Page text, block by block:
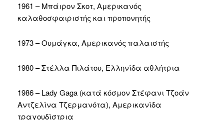
1961 – Μπάιρον Σκοτ, Αμερικανός
καλαθοσφαιριστής και προπονητής
1973 – Ουμάγκα, Αμερικανός παλαιστής
1980 – Στέλλα Πιλάτου, Ελληνίδα αθλήτρια
1986 – Lady Gaga (κατά κόσμον Στέφανι Τζοάν
Αντζελίνα Τζερμανότα), Αμερικανίδα
τραγουδίστρια